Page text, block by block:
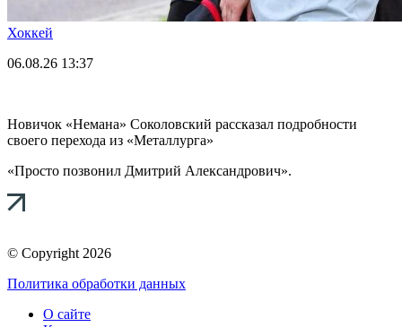
Хоккей
06.08.26 13:37
Новичок «Немана» Соколовский рассказал подробности
своего перехода из «Металлурга»
«Просто позвонил Дмитрий Александрович».
© Copyright 2026
Политика обработки данных
О сайте